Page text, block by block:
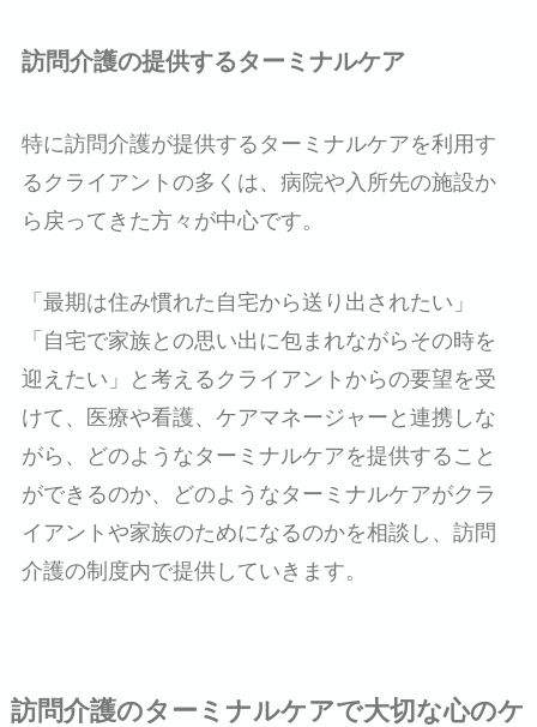
訪問介護の提供するターミナルケア
特に訪問介護が提供するターミナルケアを利用す
るクライアントの多くは、病院や入所先の施設か
ら戻ってきた方々が中心です。
「最期は住み慣れた自宅から送り出されたい」
「自宅で家族との思い出に包まれながらその時を
迎えたい」と考えるクライアントからの要望を受
けて、医療や看護、ケアマネージャーと連携しな
がら、どのようなターミナルケアを提供すること
ができるのか、どのようなターミナルケアがクラ
イアントや家族のためになるのかを相談し、訪問
介護の制度内で提供していきます。
訪問介護のターミナルケアで大切な心のケ